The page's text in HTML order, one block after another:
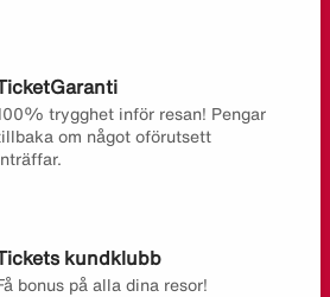
trygghet inför resan! Pengar
om något oförutsett
kundklubb
bonus på alla dina resor!